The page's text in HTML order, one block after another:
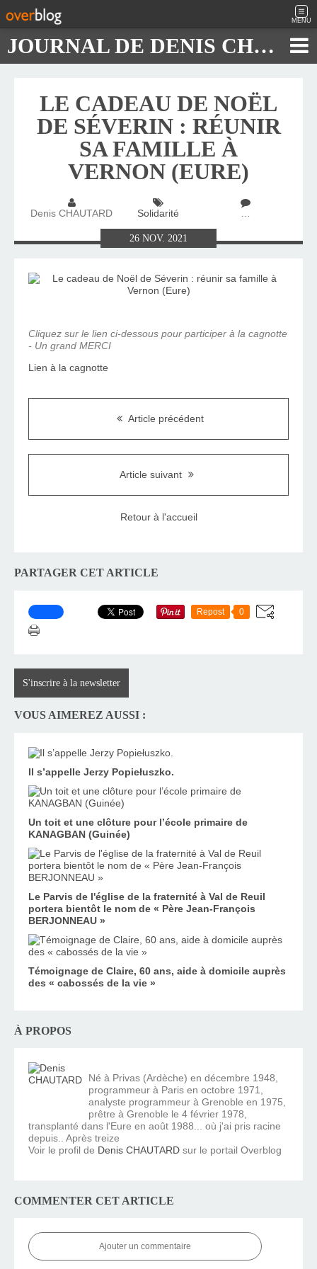
MENU
JOURNAL DE DENIS CHAUTARD
LE CADEAU DE NOËL
DE SÉVERIN : RÉUNIR
SA FAMILLE À
VERNON (EURE)
Denis CHAUTARD Solidarité …
26 NOV. 2021
Cliquez sur le lien ci-dessous pour participer à la cagnotte
- Un grand MERCI
Lien à la cagnotte
Article précédent
Article suivant
Retour à l'accueil
PARTAGER CET ARTICLE
Repost 0
S'inscrire à la newsletter
VOUS AIMEREZ AUSSI :
Il s’appelle Jerzy Popiełuszko.
Un toit et une clôture pour l’école primaire de
KANAGBAN (Guinée)
Le Parvis de l'église de la fraternité à Val de Reuil
portera bientôt le nom de « Père Jean-François
BERJONNEAU »
Témoignage de Claire, 60 ans, aide à domicile auprès
des « cabossés de la vie »
À PROPOS
Né à Privas (Ardèche) en décembre 1948,
programmeur à Paris en octobre 1971,
analyste programmeur à Grenoble en 1975,
prêtre à Grenoble le 4 février 1978,
transplanté dans l'Eure en août 1988... où j'ai pris racine
depuis.. Après treize
Voir le profil de Denis CHAUTARD sur le portail Overblog
COMMENTER CET ARTICLE
Ajouter un commentaire